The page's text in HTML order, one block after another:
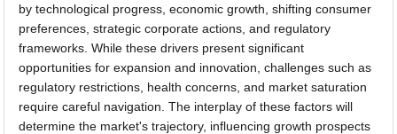
by technological progress, economic growth, shifting consumer
preferences, strategic corporate actions, and regulatory
frameworks. While these drivers present significant
opportunities for expansion and innovation, challenges such as
regulatory restrictions, health concerns, and market saturation
require careful navigation. The interplay of these factors will
determine the market's trajectory, influencing growth prospects